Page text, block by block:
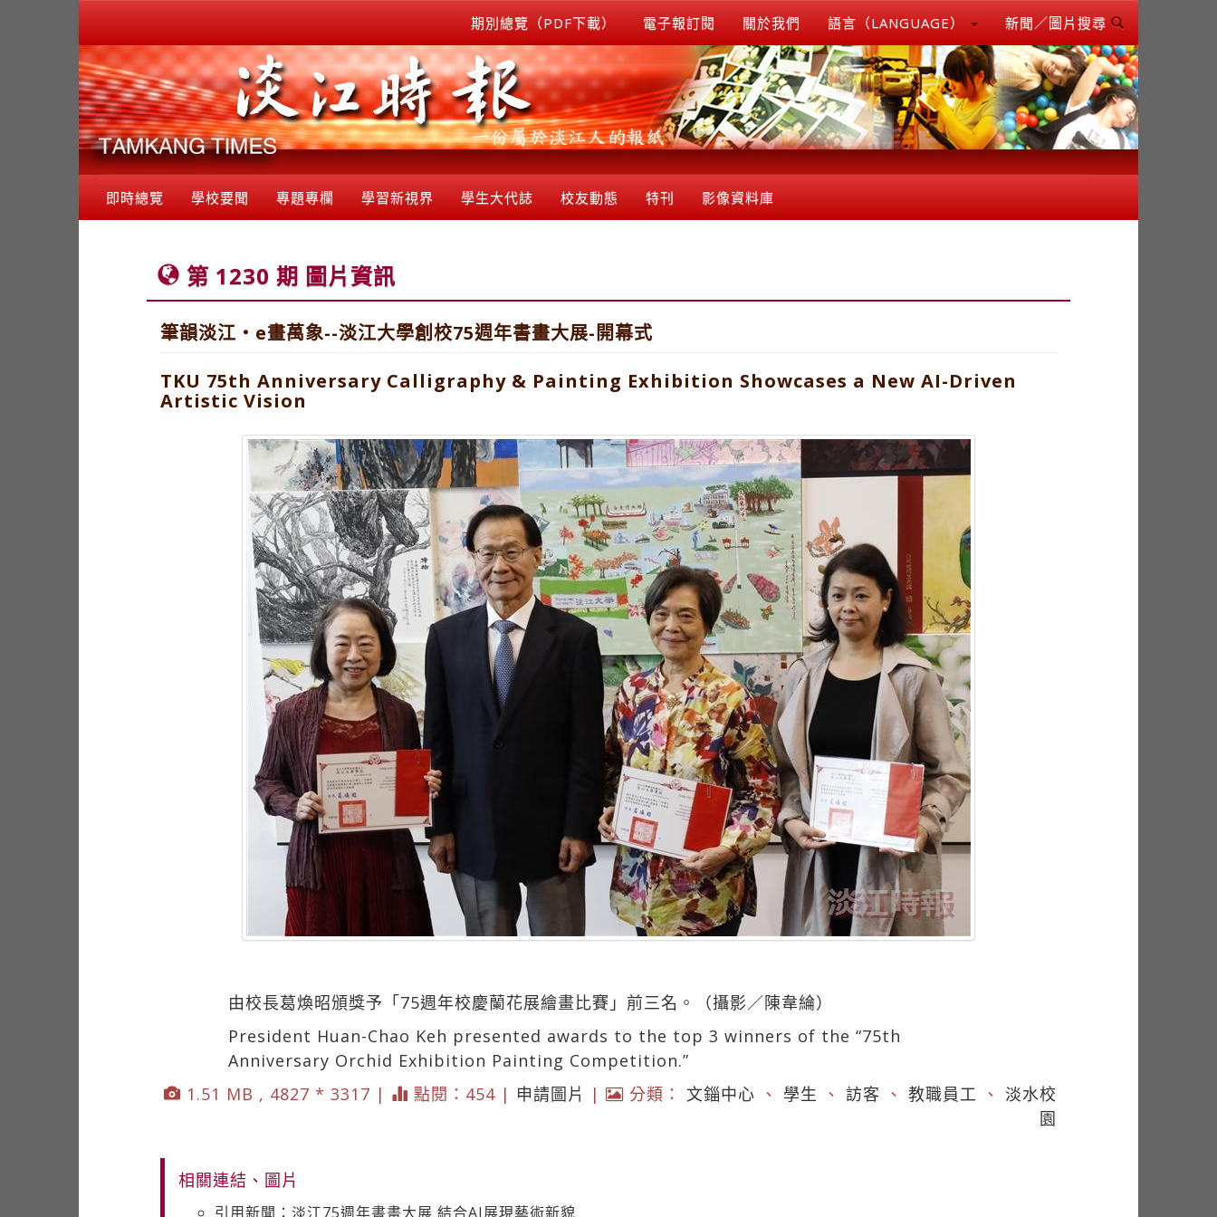
期別總覽（PDF下載） 電子報訂閱 關於我們 語言（LANGUAGE） 新聞／圖片搜尋
即時總覽 學校要聞 專題專欄 學習新視界 學生大代誌 校友動態 特刊 影像資料庫
第 1230 期 圖片資訊
筆韻淡江‧e畫萬象--淡江大學創校75週年書畫大展-開幕式
TKU 75th Anniversary Calligraphy & Painting Exhibition Showcases a New AI-Driven
Artistic Vision
由校長葛煥昭頒獎予「75週年校慶蘭花展繪畫比賽」前三名。（攝影／陳韋綸）
President Huan-Chao Keh presented awards to the top 3 winners of the “75th
Anniversary Orchid Exhibition Painting Competition.”
1.51 MB , 4827 * 3317 |
點閱：454 | 申請圖片 | 分類： 文錙中心 、 學生 、 訪客 、 教職員工 、 淡水校
園
相關連結、圖片
引用新聞：淡江75週年書畫大展 結合AI展現藝術新貌